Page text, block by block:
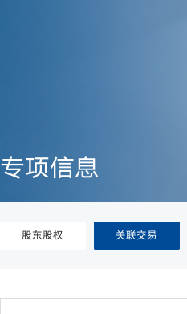
专项信息
股东股权 关联交易